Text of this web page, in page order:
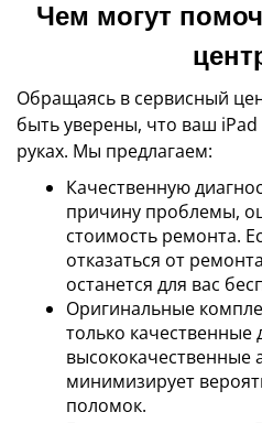
Чем могут
Обращаясь в сервисный
быть уверены, что ваш
руках. Мы предлагаем:
Качественную
причину проблемы,
стоимость ремонта.
отказаться от
останется для вас
Оригинальные
только качественные
высококачественные
минимизирует
поломок.